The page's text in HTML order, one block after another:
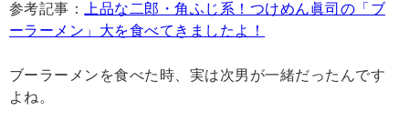
参考記事：
上品な二郎・角ふじ系！つけめん眞司の「ブ
ーラーメン」大を食べてきましたよ！
ブーラーメンを食べた時、実は次男が一緒だったんです
よね。